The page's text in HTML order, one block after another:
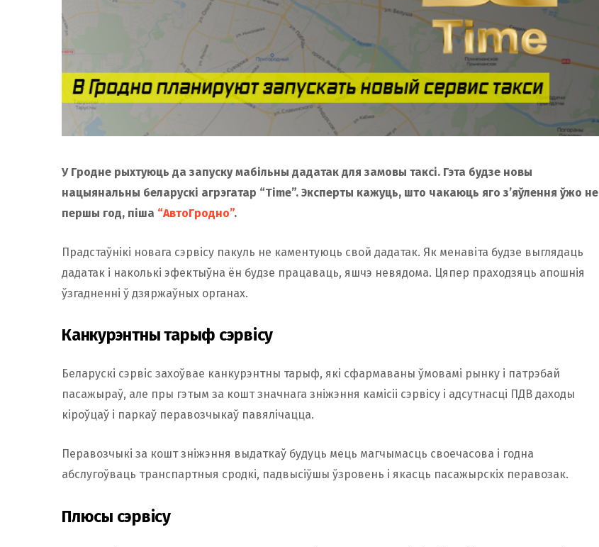
У Гродне рыхтуюць да запуску мабільны дадатак для замовы таксі. Гэта будзе новы
нацыянальны беларускі агрэгатар “Time”. Эксперты кажуць, што чакаюць яго з’яўлення ўжо не
першы год, піша “АвтоГродно”.
Прадстаўнікі новага сэрвісу пакуль не каментуюць свой дадатак. Як менавіта будзе выглядаць
дадатак і наколькі эфектыўна ён будзе працаваць, яшчэ невядома. Цяпер праходзяць апошнія
ўзгадненні ў дзяржаўных органах.
Канкурэнтны тарыф сэрвісу
Беларускі сэрвіс захоўвае канкурэнтны тарыф, які сфармаваны ўмовамі рынку і патрэбай
пасажыраў, але пры гэтым за кошт значнага зніжэння камісіі сэрвісу і адсутнасці ПДВ даходы
кіроўцаў і паркаў перавозчыкаў павялічацца.
Перавозчыкі за кошт зніжэння выдаткаў будуць мець магчымасць своечасова і годна
абслугоўваць транспартныя сродкі, падвысіўшы ўзровень і якасць пасажырскіх перавозак.
Плюсы сэрвісу